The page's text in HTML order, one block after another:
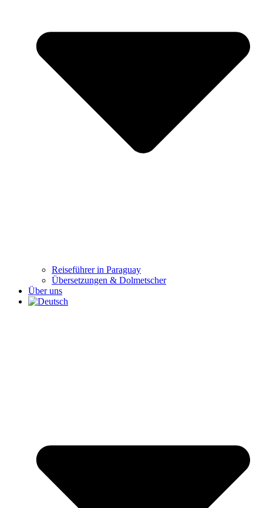
Reiseführer in Paraguay
Übersetzungen & Dolmetscher
Über uns